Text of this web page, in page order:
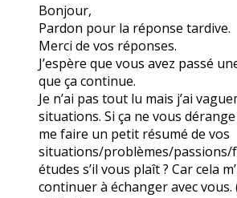
Bonjour,
Pardon pour la réponse tardive.
Merci de vos réponses.
J’espère que vous avez passé
que ça continue.
Je n’ai pas tout lu mais j’ai
situations. Si ça ne vous
me faire un petit résumé de vos
situations/problèmes/passions/
études s’il vous plaît ? Car cela
continuer à échanger avec vous.